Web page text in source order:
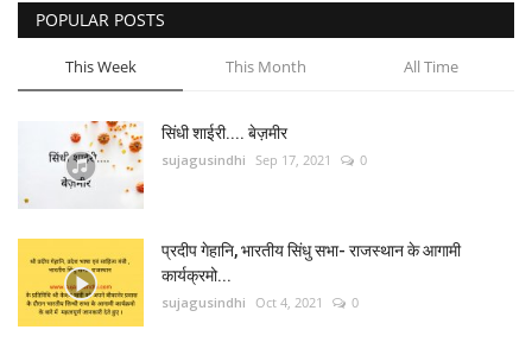
POPULAR POSTS
This Week This Month All Time
सिंधी शाईरी.... बेज़मीर
sujagusindhi Sep 17, 2021 0
प्रदीप गेहानि, भारतीय सिंधु सभा- राजस्थान के आगामी
कार्यक्रमो...
sujagusindhi Oct 4, 2021 0